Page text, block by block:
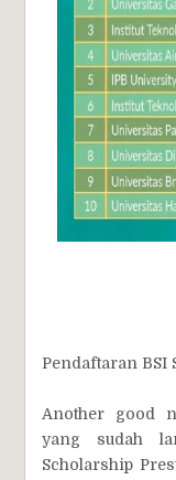
Pendaftaran BSI
Another good
yang sudah
Scholarship